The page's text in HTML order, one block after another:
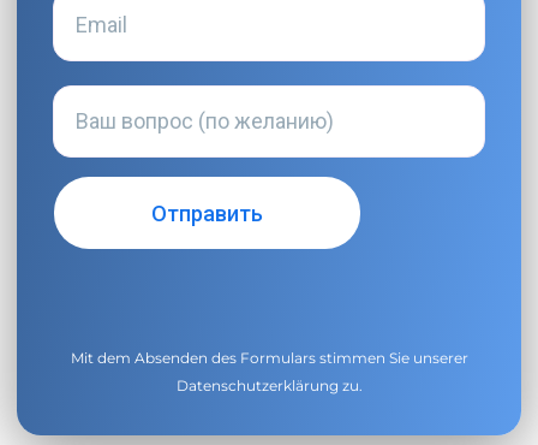
Mit dem Absenden des Formulars stimmen Sie unserer
Datenschutzerklärung zu.